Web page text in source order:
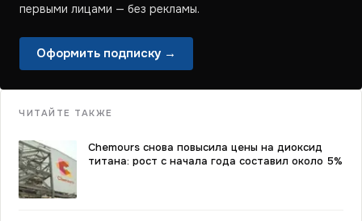
первыми лицами — без рекламы.
Оформить подписку →
ЧИТАЙТЕ ТАКЖЕ
Chemours снова повысила цены на диоксид
титана: рост с начала года составил около 5%